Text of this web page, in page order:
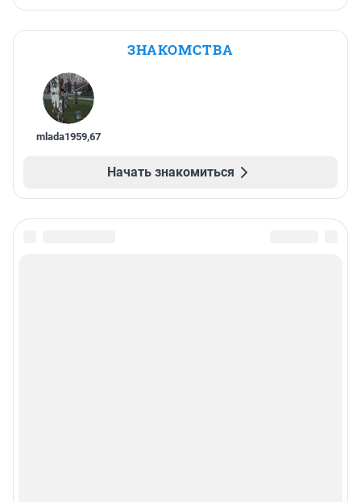
ЗНАКОМСТВА
mlada1959,67
Начать знакомиться